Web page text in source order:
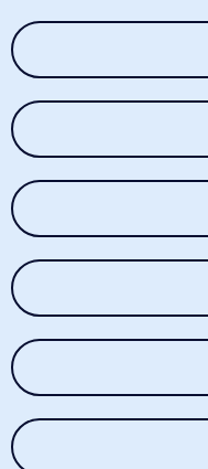
string urlEncodedMessage =
15"));
emetteur +
return Get(finalUrl).Result;
}
public
Get(string